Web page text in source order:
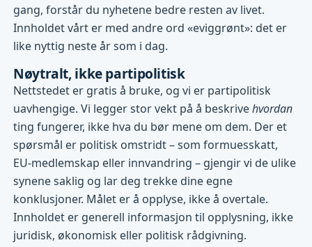
gang, forstår du nyhetene bedre resten av livet.
Innholdet vårt er med andre ord «eviggrønt»: det er
like nyttig neste år som i dag.
Nøytralt, ikke partipolitisk
Nettstedet er gratis å bruke, og vi er partipolitisk
uavhengige. Vi legger stor vekt på å beskrivehvordan
ting fungerer, ikke hva du bør mene om dem. Der et
spørsmål er politisk omstridt – som formuesskatt,
EU-medlemskap eller innvandring – gjengir vi de ulike
synene saklig og lar deg trekke dine egne
konklusjoner. Målet er å opplyse, ikke å overtale.
Innholdet er generell informasjon til opplysning, ikke
juridisk, økonomisk eller politisk rådgivning.